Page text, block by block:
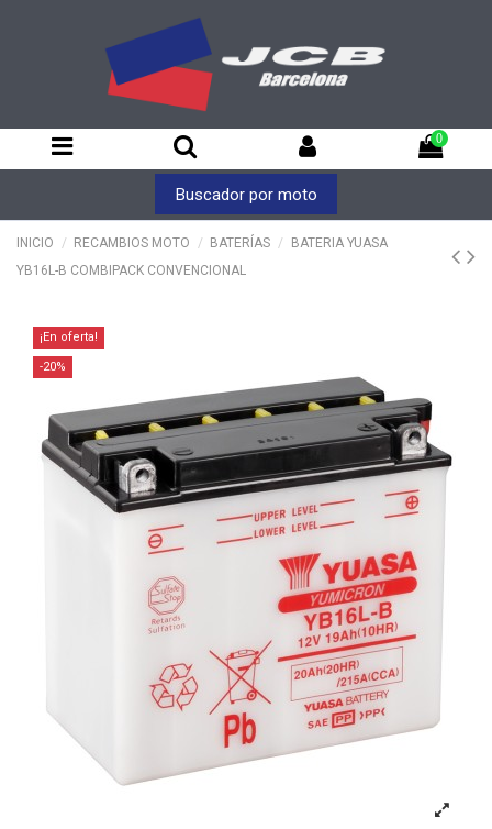
0
Buscador por moto
INICIO RECAMBIOS MOTO BATERÍAS
BATERIA YUASA
YB16L-B COMBIPACK CONVENCIONAL
¡En oferta!
-20%